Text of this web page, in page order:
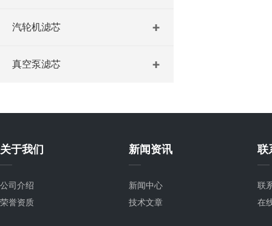
汽轮机滤芯
真空泵滤芯
关于我们
公司介绍
荣誉资质
新闻资讯
新闻中心
技术文章
联
联
在